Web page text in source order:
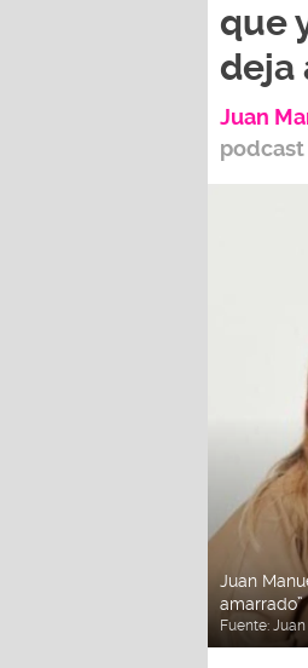
que
deja
Juan
Juan
amarrado”
Fuente: Juan